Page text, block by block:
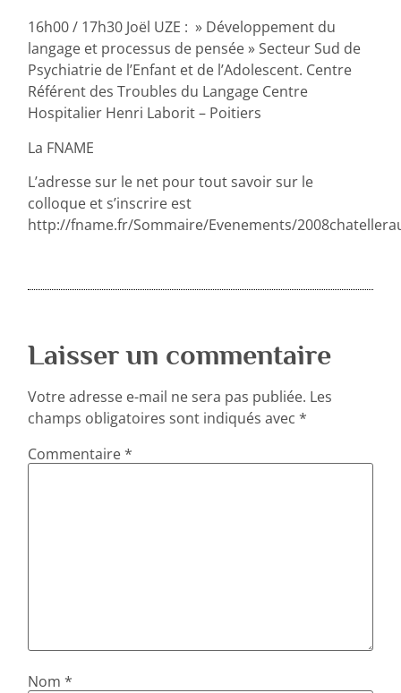
16h00 / 17h30 Joël UZE : » Développement du
langage et processus de pensée » Secteur Sud de
Psychiatrie de l’Enfant et de l’Adolescent. Centre
Référent des Troubles du Langage Centre
Hospitalier Henri Laborit – Poitiers
La FNAME
L’adresse sur le net pour tout savoir sur le
colloque et s’inscrire est
http://fname.fr/Sommaire/Evenements/
Laisser un commentaire
Votre adresse e-mail ne sera pas publiée. Les
champs obligatoires sont indiqués avec*
Commentaire*
Nom*